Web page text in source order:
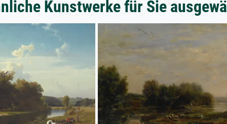
Kunstwerke für Sie